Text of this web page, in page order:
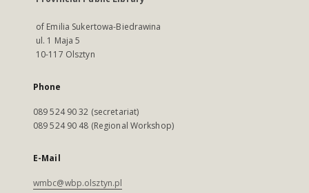
of Emilia Sukertowa-Biedrawina
ul. 1 Maja 5
10-117 Olsztyn
Phone
089 524 90 32 (secretariat)
089 524 90 48 (Regional Workshop)
E-Mail
wmbc@wbp.olsztyn.pl